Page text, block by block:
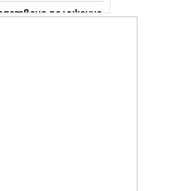
положение
пропаднал път,